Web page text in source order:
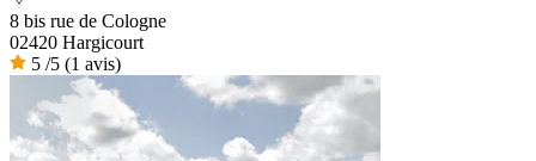
8 bis rue de Cologne
02420 Hargicourt
5 /5 (1 avis)